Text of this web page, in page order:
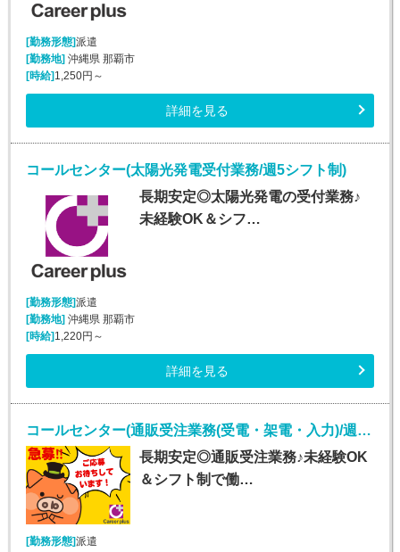
[勤務形態]派遣
[勤務地] 沖縄県 那覇市
[時給] 1,250円～
詳細を見る
コールセンター(太陽光発電受付業務/週5シフト制)
長期安定◎太陽光発電の受付業務♪
未経験OK＆シフ…
[勤務形態]派遣
[勤務地] 沖縄県 那覇市
[時給] 1,220円～
詳細を見る
コールセンター(通販受注業務(受電・架電・入力)/週5シフト制)
長期安定◎通販受注業務♪未経験OK
＆シフト制で働…
[勤務形態]派遣